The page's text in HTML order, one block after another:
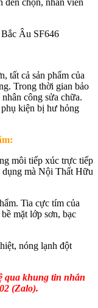
tất cả sản phẩm của
Trong thời gian bảo
công sửa chữa.
kiện bị hư hỏng
môi tiếp xúc trực tiếp
dụng mà Nội Thất Hữu
Tia cực tím của
mặt lớp sơn, bạc
nóng lạnh đột
qua khung tin nhắn
(Zalo).